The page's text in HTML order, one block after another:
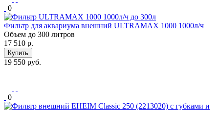
0
Фильтр для аквариума внешний ULTRAMAX 1000 1000л/ч
Объем до 300 литров
17 510 р.
Купить
19 550 руб.
0